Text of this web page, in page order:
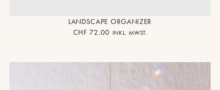
LANDSCAPE ORGANIZER
CHF 72.00 INKL. MWST.